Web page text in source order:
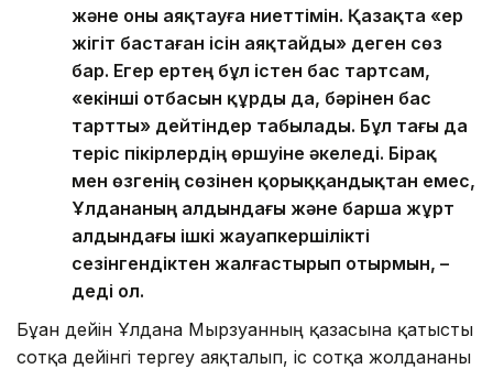
және оны аяқтауға ниеттімін. Қазақта «ер
жігіт бастаған ісін аяқтайды» деген сөз
бар. Егер ертең бұл істен бас тартсам,
«екінші отбасын құрды да, бәрінен бас
тартты» дейтіндер табылады. Бұл тағы да
теріс пікірлердің өршуіне әкеледі. Бірақ
мен өзгенің сөзінен қорыққандықтан емес,
Ұлдананың алдындағы және барша жұрт
алдындағы ішкі жауапкершілікті
сезінгендіктен жалғастырып отырмын, –
деді ол.
Бұған дейін Ұлдана Мырзуанның қазасына қатысты
сотқа дейінгі тергеу аяқталып, іс сотқа жолданғаны